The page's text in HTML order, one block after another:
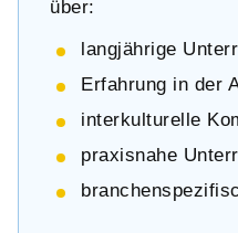
über:
langjährige
Erfahrung in der
interkulturelle
praxisnahe